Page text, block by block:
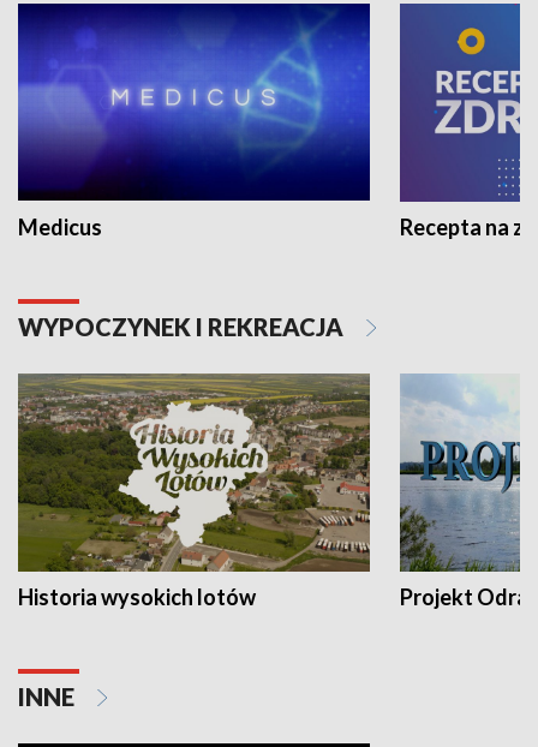
Medicus Recepta na
WYPOCZYNEK I REKREACJA
Historia wysokich lotów Projekt Odra
INNE